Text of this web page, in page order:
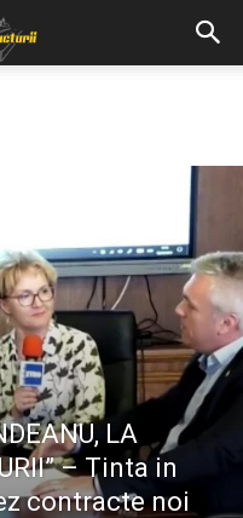
LA
– Tinta in
contracte noi